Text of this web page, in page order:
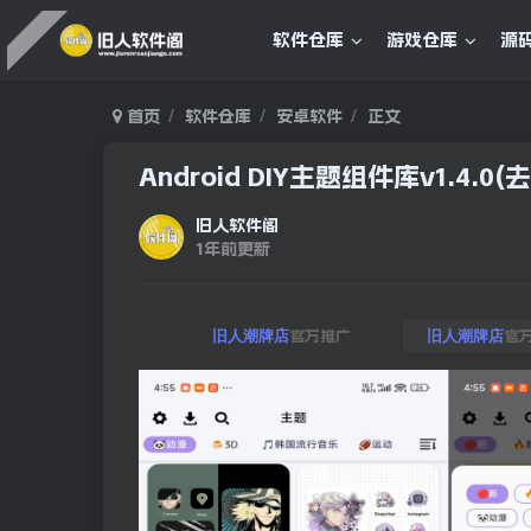
软件仓库 游戏仓库 源
首页 软件仓库 安卓软件 正文
Android DIY主题组件库v1.4.0(
旧人软件阁
1年前更新
旧人潮牌店官方推广 旧人潮牌店官